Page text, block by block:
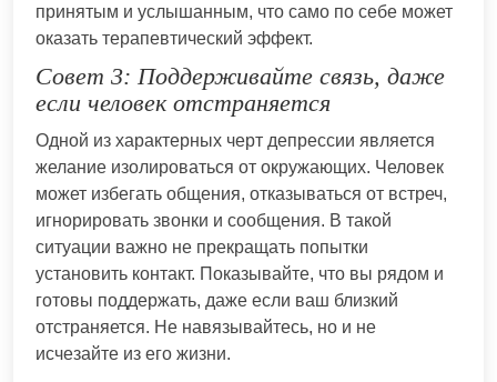
принятым и услышанным, что само по себе может
оказать терапевтический эффект.
Совет 3: Поддерживайте связь, даже
если человек отстраняется
Одной из характерных черт депрессии является
желание изолироваться от окружающих. Человек
может избегать общения, отказываться от встреч,
игнорировать звонки и сообщения. В такой
ситуации важно не прекращать попытки
установить контакт. Показывайте, что вы рядом и
готовы поддержать, даже если ваш близкий
отстраняется. Не навязывайтесь, но и не
исчезайте из его жизни.